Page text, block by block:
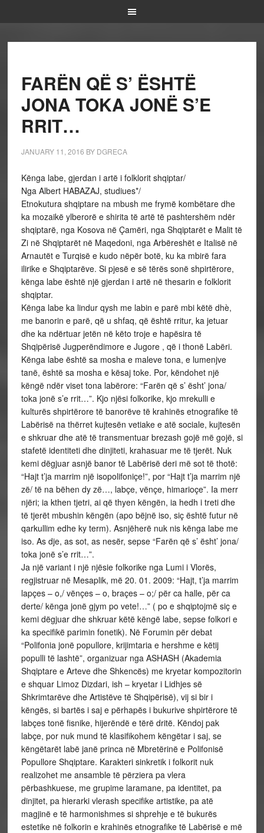
FARËN QË S’ ËSHTË
JONA TOKA JONË S’E
RRIT…
JANUARY 11, 2016 BY DGRECA
Kënga labe, gjerdan i artë i folklorit shqiptar/
Nga Albert HABAZAJ, studiues*/
Etnokutura shqiptare na mbush me frymë kombëtare dhe
ka mozaikë ylberorë e shirita të artë të pashtershëm ndër
shqiptarë, nga Kosova në Çamëri, nga Shqiptarët e Malit të
Zi në Shqiptarët në Maqedoni, nga Arbëreshët e Italisë në
Arnautët e Turqisë e kudo nëpër botë, ku ka mbirë fara
ilirike e Shqiptarëve. Si pjesë e së tërës sonë shpirtërore,
kënga labe është një gjerdan i artë në thesarin e folklorit
shqiptar.
Kënga labe ka lindur qysh me labin e parë mbi këtë dhè,
me banorin e parë, që u shfaq, që është rritur, ka jetuar
dhe ka ndërtuar jetën në këto troje e hapësira të
Shqipërisë Jugperëndimore e Jugore , që i thonë Labëri.
Kënga labe është sa mosha e maleve tona, e lumenjve
tanë, është sa mosha e kësaj toke. Por, këndohet një
këngë ndër viset tona labërore: “Farën që s’ ësht’ jona/
toka jonë s’e rrit…”. Kjo njësi folkorike, kjo mrekulli e
kulturës shpirtërore të banorëve të krahinës etnografike të
Labërisë na thërret kujtesën vetiake e atë sociale, kujtesën
e shkruar dhe atë të transmentuar brezash gojë më gojë, si
stafetë identiteti dhe dinjiteti, krahasuar me të tjerët. Nuk
kemi dëgjuar asnjë banor të Labërisë deri më sot të thotë:
“Hajt t’ja marrim një isopolifoniçe!”, por “Hajt t’ja marrim një
zë/ të na bëhen dy zë…, labçe, vënçe, himarioçe”. Ia merr
njëri; ia kthen tjetri, ai që thyen këngën, ia hedh i treti dhe
të tjerët mbushin këngën (apo bëjnë iso, siç është futur në
qarkullim edhe ky term). Asnjëherë nuk nis kënga labe me
iso. As dje, as sot, as nesër, sepse “Farën që s’ ësht’ jona/
toka jonë s’e rrit…”.
Ja një variant i një njësie folkorike nga Lumi i Vlorës,
regjistruar në Mesaplik, më 20. 01. 2009: “Hajt, t’ja marrim
lapçes – o,/ vënçes – o, braçes – o;/ për ca halle, për ca
derte/ kënga jonë gjym po vete!…” ( po e shqiptojmë siç e
kemi dëgjuar dhe shkruar këtë këngë labe, sepse folkori e
ka specifikë parimin fonetik). Në Forumin për debat
“Polifonia jonë popullore, krijimtaria e hershme e këtij
populli të lashtë”, organizuar nga ASHASH (Akademia
Shqiptare e Arteve dhe Shkencës) me kryetar kompozitorin
e shquar Limoz Dizdari, ish – kryetar i Lidhjes së
Shkrimtarëve dhe Artistëve të Shqipërisë), vij si bir i
këngës, si bartës i saj e përhapës i bukurive shpirtërore të
labçes tonë fisnike, hijerëndë e tërë dritë. Këndoj pak
labçe, por nuk mund të klasifikohem këngëtar i saj, se
këngëtarët labë janë princa në Mbretërinë e Polifonisë
Popullore Shqiptare. Karakteri sinkretik i folkorit nuk
realizohet me ansamble të përziera pa vlera
përbashkuese, me grupime laramane, pa identitet, pa
dinjitet, pa hierarki vlerash specifike artistike, pa atë
magjinë e të harmonishmes si shprehje e të bukurës
estetike në folkorin e krahinës etnografike të Labërisë e më